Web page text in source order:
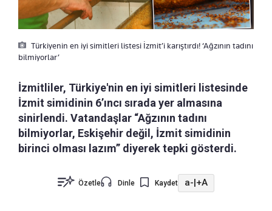
Türkiyenin en iyi simitleri listesi İzmit’i karıştırdı! ‘Ağzının tadını
bilmiyorlar’
İzmitliler, Türkiye'nin en iyi simitleri listesinde
İzmit simidinin 6’ıncı sırada yer almasına
sinirlendi. Vatandaşlar “Ağzının tadını
bilmiyorlar, Eskişehir değil, İzmit simidinin
birinci olması lazım” diyerek tepki gösterdi.
Özetle Dinle Kaydet a- +A